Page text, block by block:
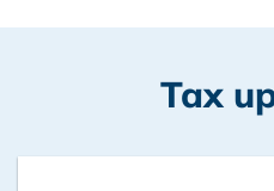
Tax